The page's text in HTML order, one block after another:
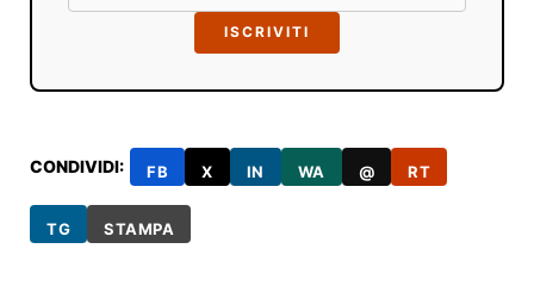
ISCRIVITI
CONDIVIDI: FB X IN WA @ RT
TG STAMPA